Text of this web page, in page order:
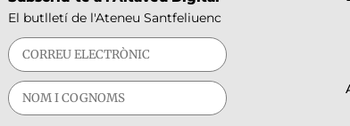
El butlletí de l'Ateneu Santfeliuenc